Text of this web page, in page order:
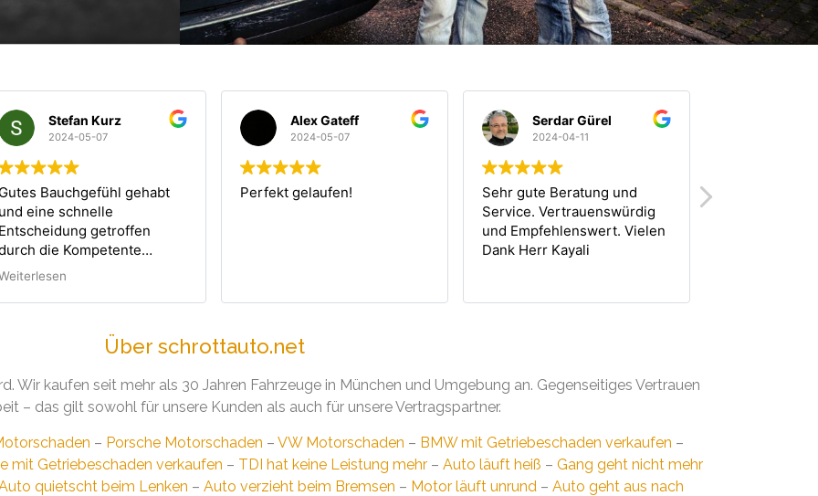
Stefan Kurz
2024-05-07
Gutes Bauchgefühl gehabt
und eine schnelle
Entscheidung getroffen
die Kompetente
von Herrn Kayali.
Alex Gateff
2024-05-07
Perfekt gelaufen!
Serdar Gürel
2024-04-11
Sehr gute Beratung und
Service. Vertrauenswürdig
und Empfehlenswert. Vielen
Dank Herr Kayali
Über schrottauto.net
Wir kaufen seit mehr als 30 Jahren Fahrzeuge in München und Umgebung an. Gegenseitiges Vertrauen
– das gilt sowohl für unsere Kunden als auch für unsere Vertragspartner.
– Porsche Motorschaden – VW Motorschaden – BMW mit Getriebeschaden verkaufen –
mit Getriebeschaden verkaufen – TDI hat keine Leistung mehr – Auto läuft heiß – Gang geht nicht mehr
quietscht beim Lenken – Auto verzieht beim Bremsen – Motor läuft unrund – Auto geht aus nach